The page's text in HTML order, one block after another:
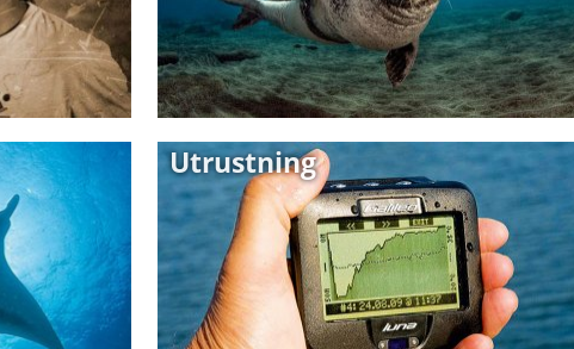
Utrustning